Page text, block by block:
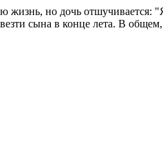
но дочь отшучивается:
сына в конце лета. В